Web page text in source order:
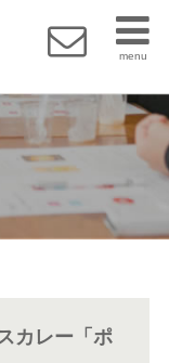
menu
カレー「ポ